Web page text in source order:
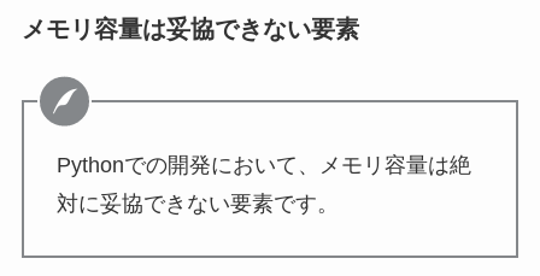
メモリ容量は妥協できない要素
Pythonでの開発において、メモリ容量は絶
対に妥協できない要素です。